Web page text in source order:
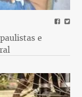
e